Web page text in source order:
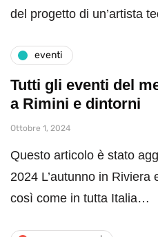
del progetto di un’artista
eventi
Tutti gli eventi del
a Rimini e dintorni
Ottobre 1, 2024
Questo articolo è stato
2024 L’autunno in
così come in tutta Italia…